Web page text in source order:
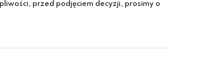
przed podjęciem decyzji, prosimy o